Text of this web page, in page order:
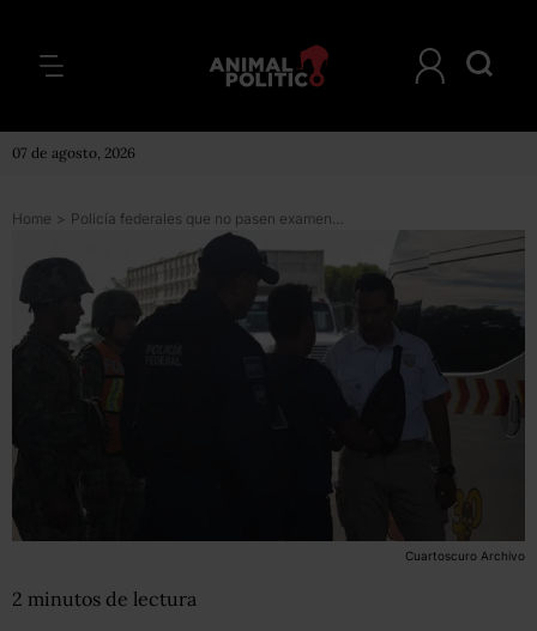
07 de agosto, 2026
Home > Policía federales que no pasen examen de peso irán a Instituto de Migración
Cuartoscuro Archivo
2 minutos de lectura